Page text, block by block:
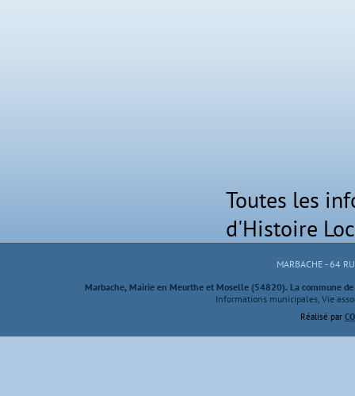
Toutes les
d'Histoire
MARBACHE - 64
Marbache, Mairie en Meurthe et Moselle (54820). La commune
Informations municipales, Vie
Réalisé par